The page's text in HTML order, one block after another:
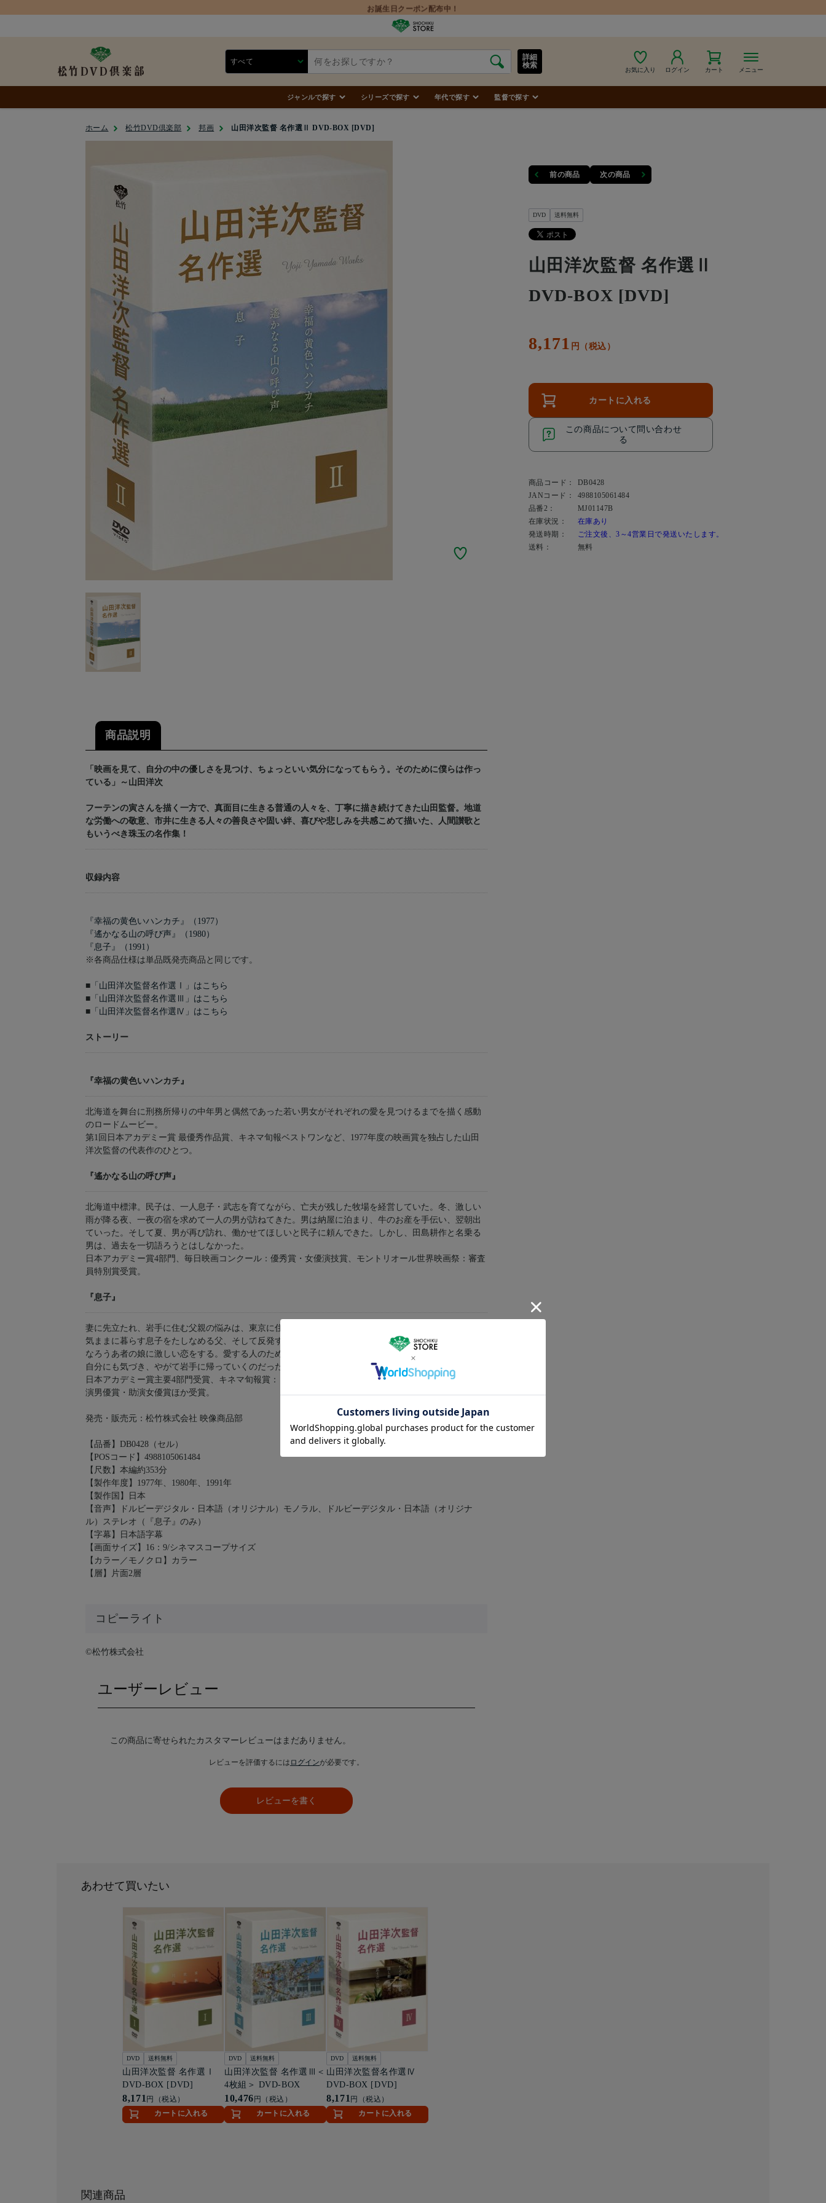
お誕生日クーポン配布中！
お気に入り ログイン カート メニュー
詳細
検索
ジャンルで探す シリーズで探す 年代で探す 監督で探す
ホーム 松竹DVD倶楽部 邦画 山田洋次監督 名作選Ⅱ DVD-BOX [DVD]
前の商品 次の商品
DVD 送料無料
山田洋次監督 名作選Ⅱ
DVD-BOX [DVD]
8,171 円（税込）
カートに入れる
この商品について問い合わせ
る
商品コード：
DB0428
JANコード：
4988105061484
品番2：
MJ01147B
在庫状況：
在庫あり
発送時期：
ご注文後、3～4営業日で発送いたします。
送料：
無料
商品説明
「映画を見て、自分の中の優しさを見つけ、ちょっといい気分になってもらう。そのために僕らは作っ
ている」～山田洋次
フーテンの寅さんを描く一方で、真面目に生きる普通の人々を、丁寧に描き続けてきた山田監督。地道
な労働への敬意、市井に生きる人々の善良さや固い絆、喜びや悲しみを共感こめて描いた、人間讃歌と
もいうべき珠玉の名作集！
収録内容
『幸福の黄色いハンカチ』（1977）
『遙かなる山の呼び声』（1980）
『息子』（1991）
※各商品仕様は単品既発売商品と同じです。
■ 「山田洋次監督名作選Ⅰ」はこちら
■ 「山田洋次監督名作選Ⅲ」はこちら
■ 「山田洋次監督名作選Ⅳ」はこちら
ストーリー
『幸福の黄色いハンカチ』
北海道を舞台に刑務所帰りの中年男と偶然であった若い男女がそれぞれの愛を見つけるまでを描く感動
のロードムービー。
第1回日本アカデミー賞 最優秀作品賞、キネマ旬報ベストワンなど、1977年度の映画賞を独占した山田
洋次監督の代表作のひとつ。
『遙かなる山の呼び声』
北海道中標津。民子は、一人息子・武志を育てながら、亡夫が残した牧場を経営していた。冬、激しい
雨が降る夜、一夜の宿を求めて一人の男が訪ねてきた。男は納屋に泊まり、牛のお産を手伝い、翌朝出
ていった。そして夏、男が再び訪れ、働かせてほしいと民子に頼んできた。しかし、田島耕作と名乗る
男は、過去を一切語ろうとはしなかった。
日本アカデミー賞4部門、毎日映画コンクール：優秀賞・女優演技賞、モントリオール世界映画祭：審査
員特別賞受賞。
『息子』
妻に先立たれ、岩手に住む父親の悩みは、東京に住む末っ子・哲夫のことだ。定職もなくアルバイトで
気ままに暮らす息子をたしなめる父、そして反発する息子…そんな哲夫も下町の工場で働くうち、可憐
なろうあ者の娘に激しい恋をする。愛する人のために働く喜びを見い出した哲夫は、父親を愛している
自分にも気づき、やがて岩手に帰っていくのだった…。
日本アカデミー賞主要4部門受賞、キネマ旬報賞：日本映画ベストテン第1位・監督賞・主演男優賞・助
演男優賞・助演女優賞ほか受賞。
発売・販売元：松竹株式会社 映像商品部
【品番】DB0428（セル）
【POSコード】4988105061484
【尺数】本編約353分
【製作年度】1977年、1980年、1991年
【製作国】日本
【音声】ドルビーデジタル・日本語（オリジナル）モノラル、ドルビーデジタル・日本語（オリジナ
ル）ステレオ（『息子』のみ）
【字幕】日本語字幕
【画面サイズ】16：9/シネマスコープサイズ
【カラー／モノクロ】カラー
【層】片面2層
コピーライト
©松竹株式会社
ユーザーレビュー
この商品に寄せられたカスタマーレビューはまだありません。
レビューを評価するには ログインが必要です。
レビューを書く
あわせて買いたい
DVD 送料無料
山田洋次監督 名作選Ⅰ
DVD-BOX [DVD]
8,171 円（税込）
カートに入れる
DVD 送料無料
山田洋次監督 名作選Ⅲ＜
4枚組＞ DVD-BOX
10,476 円（税込）
カートに入れる
DVD 送料無料
山田洋次監督名作選Ⅳ
DVD-BOX [DVD]
8,171 円（税込）
カートに入れる
関連商品